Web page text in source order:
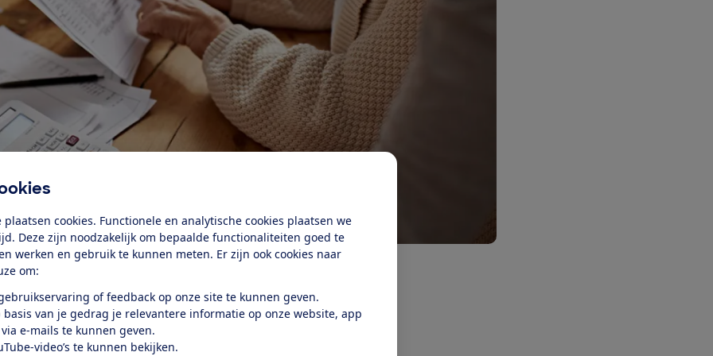
plaatsen cookies. Functionele en analytische cookies plaatsen we
Deze zijn noodzakelijk om bepaalde functionaliteiten goed te
werken en gebruik te kunnen meten. Er zijn ook cookies naar
om:
of feedback op onze site te kunnen geven.
basis van je gedrag je relevantere informatie op onze website, app
e-mails te kunnen geven.
video’s te kunnen bekijken.
dat de kredietverstrekkers een hoge rente in rekening bleven
daalde. De te veel betaalde rente moeten zij terugbetalen
sterkt de Consumentenbond in de overtuiging dat
te hoge rente in rekening brachten bij kredieten.